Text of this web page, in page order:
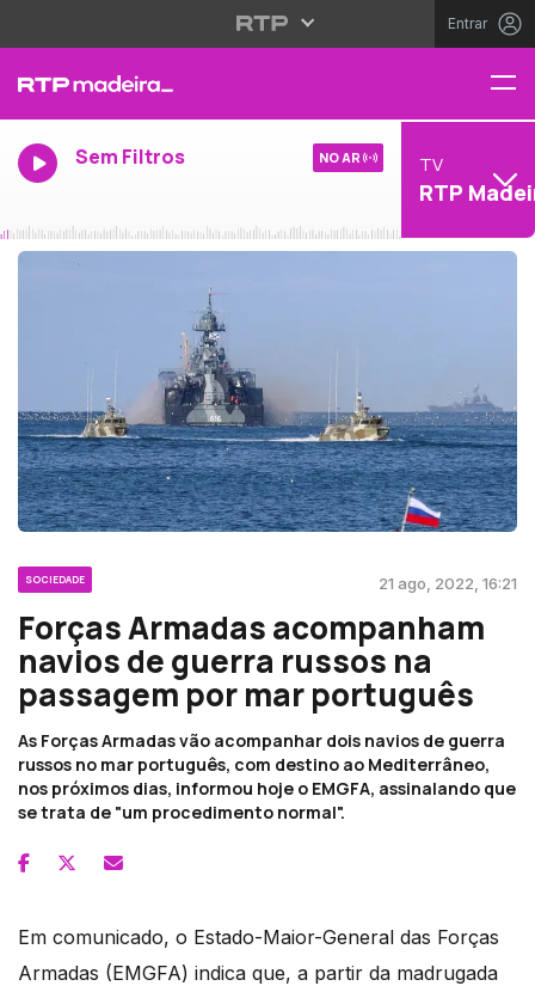
Entrar
Sem Filtros NO AR TV
RTP
SOCIEDADE 21 ago, 2022, 16:21
Forças Armadas acompanham
navios de guerra russos na
passagem por mar português
As Forças Armadas vão acompanhar dois navios de guerra
russos no mar português, com destino ao Mediterrâneo,
nos próximos dias, informou hoje o EMGFA, assinalando que
se trata de "um procedimento normal".
Em comunicado, o Estado-Maior-General das Forças
Armadas (EMGFA) indica que, a partir da madrugada